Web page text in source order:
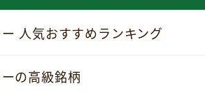
人気おすすめランキング
の高級銘柄